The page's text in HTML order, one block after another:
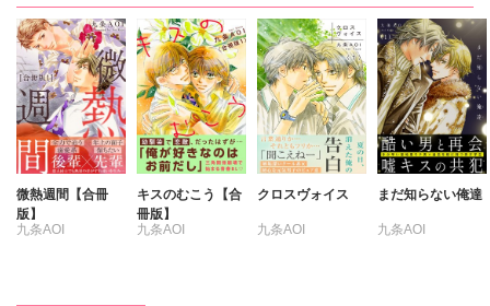
微熱週間【合冊
版】
九条AOI
キスのむこう【合
冊版】
九条AOI
クロスヴォイス
九条AOI
まだ知らない俺達
九条AOI